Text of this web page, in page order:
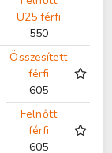
U25 férfi
550
Összesített
férfi
605
Felnőtt
férfi
605